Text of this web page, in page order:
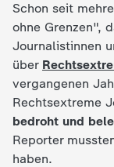
h
n
Schon seit
ohne Grenzen",
Journalistinnen
über
vergangenen
Rechtsextreme
bedroht und
Reporter
haben.